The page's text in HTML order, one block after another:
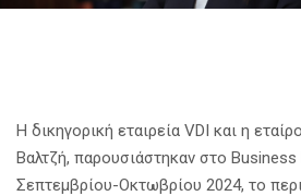
Η δικηγορική εταιρεία VDI και η
Βαλτζή, παρουσιάστηκαν στο
Σεπτεμβρίου-Οκτωβρίου 2024, το